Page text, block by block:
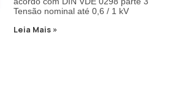
Tensão nominal até 0,6 / 1 kV
Leia Mais »